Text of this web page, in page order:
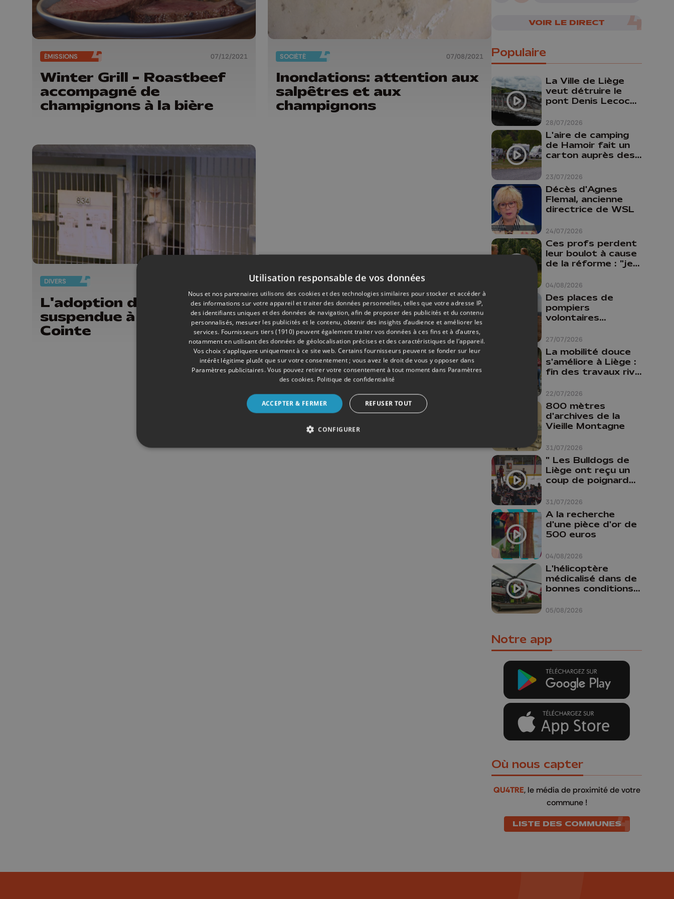
ÉMISSIONS 07/12/2021
Winter Grill - Roastbeef
accompagné de
champignons à la bière
SOCIÉTÉ 07/08/2021
Inondations: attention aux
salpêtres et aux
champignons
DIVERS
L'adoption des chats
suspendue à la SRPA de
Cointe
VOIR LE DIRECT
Populaire
28/07/2026
La Ville de Liège
veut détruire le
pont Denis Lecocq
budget pour le
faire
23/07/2026
L'aire de camping
de Hamoir fait un
carton auprès des
24/07/2026
Décès d'Agnes
Flemal, ancienne
directrice de WSL
04/08/2026
Ces profs perdent
leur boulot à cause
de la réforme : "je
comme prof que
comme
pharmacienne"
27/07/2026
Des places de
pompiers
volontaires
province de Liège :
"Un citoyen qui
n'est formé ne
peut pas nous
aider"
22/07/2026
La mobilité douce
s'améliore à Liège :
fin des travaux rive
cyclo-piétonnes
Avroy et
Guillemins...
31/07/2026
800 mètres
d'archives de la
Vieille Montagne
31/07/2026
" Les Bulldogs de
Liège ont reçu un
coup de poignard
04/08/2026
A la recherche
d'une pièce d'or de
500 euros
05/08/2026
L'hélicoptère
médicalisé dans de
bonnes conditions à
Notre app
Où nous capter
QU4TRE, le média de proximité de votre
commune !
LISTE DES COMMUNES
Utilisation responsable de vos données
Nous et nos partenaires utilisons des cookies et des technologies similaires pour stocker et accéder à
des informations sur votre appareil et traiter des données personnelles, telles que votre adresse IP,
des identifiants uniques et des données de navigation, afin de proposer des publicités et du contenu
personnalisés, mesurer les publicités et le contenu, obtenir des insights d’audience et améliorer les
services. Fournisseurs tiers (1910) peuvent également traiter vos données à ces fins et à d’autres,
notamment en utilisant des données de géolocalisation précises et des caractéristiques de l’appareil.
Vos choix s’appliquent uniquement à ce site web. Certains fournisseurs peuvent se fonder sur leur
intérêt légitime plutôt que sur votre consentement ; vous avez le droit de vous y opposer dans
Paramètres publicitaires. Vous pouvez retirer votre consentement à tout moment dans Paramètres
des cookies. Politique de confidentialité
ACCEPTER & FERMER REFUSER TOUT
CONFIGURER